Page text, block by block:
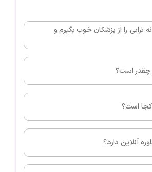
چطور می‌توانم نوبت فتانه ترابی را از پزشکان خوب بگیرم و